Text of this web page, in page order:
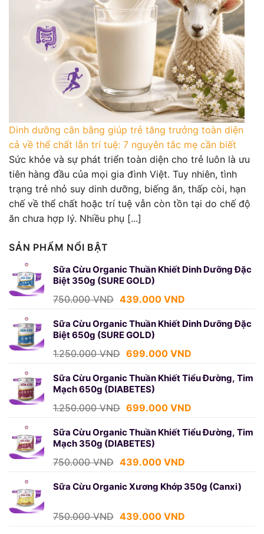
Dinh dưỡng cân bằng giúp trẻ tăng trưởng toàn diện
cả về thể chất lẫn trí tuệ: 7 nguyên tắc mẹ cần biết
Sức khỏe và sự phát triển toàn diện cho trẻ luôn là ưu
tiên hàng đầu của mọi gia đình Việt. Tuy nhiên, tình
trạng trẻ nhỏ suy dinh dưỡng, biếng ăn, thấp còi, hạn
chế về thể chất hoặc trí tuệ vẫn còn tồn tại do chế độ
ăn chưa hợp lý. Nhiều phụ [...]
SẢN PHẨM NỔI BẬT
Sữa Cừu Organic Thuần Khiết Dinh Dưỡng Đặc
Biệt 350g (SURE GOLD)
750.000VND Giá
là:
750.000 VND.
439.000 VNDGiá
tại
439.000 VND.
Sữa Cừu Organic Thuần Khiết Dinh Dưỡng Đặc
Biệt 650g (SURE GOLD)
1.250.000VND Giá
là:
1.250.000 VND.
699.000 VNDGiá
tại
Sữa Cừu Organic Thuần Khiết Tiểu Đường, Tim
Mạch 650g (DIABETES)
1.250.000VND Giá
là:
1.250.000 VND.
699.000 VNDGiá
tại
Sữa Cừu Organic Thuần Khiết Tiểu Đường, Tim
Mạch 350g (DIABETES)
750.000VND Giá
là:
439.000 VNDGiá
tại
Sữa Cừu Organic Xương Khớp 350g (Canxi)
750.000VND Giá
439.000 VNDGiá